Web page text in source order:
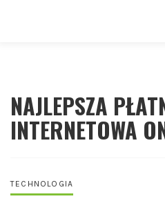
NAJLEPSZA
INTERNETOWA
TECHNOLOGIA